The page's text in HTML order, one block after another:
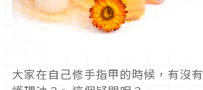
大家在自己修手指甲的時候，有沒